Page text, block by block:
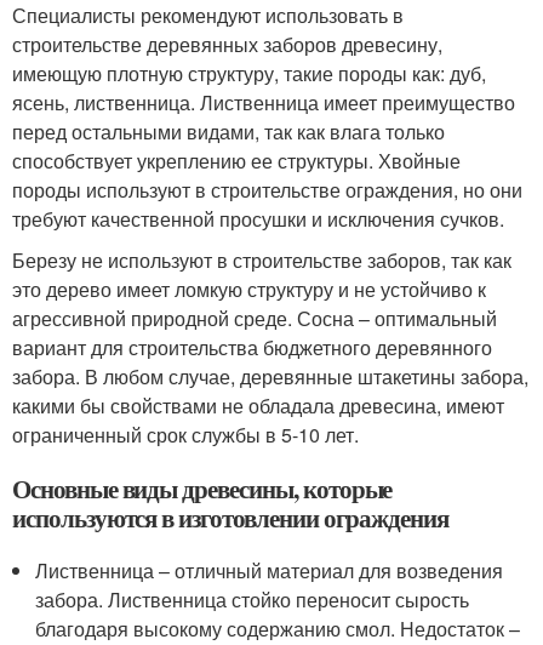
Специалисты рекомендуют использовать в
строительстве деревянных заборов древесину,
имеющую плотную структуру, такие породы как: дуб,
ясень, лиственница. Лиственница имеет преимущество
перед остальными видами, так как влага только
способствует укреплению ее структуры. Хвойные
породы используют в строительстве ограждения, но они
требуют качественной просушки и исключения сучков.
Березу не используют в строительстве заборов, так как
это дерево имеет ломкую структуру и не устойчиво к
агрессивной природной среде. Сосна – оптимальный
вариант для строительства бюджетного деревянного
забора. В любом случае, деревянные штакетины забора,
какими бы свойствами не обладала древесина, имеют
ограниченный срок службы в 5-10 лет.
Основные виды древесины, которые
используются в изготовлении ограждения
Лиственница – отличный материал для возведения
забора. Лиственница стойко переносит сырость
благодаря высокому содержанию смол. Недостаток –